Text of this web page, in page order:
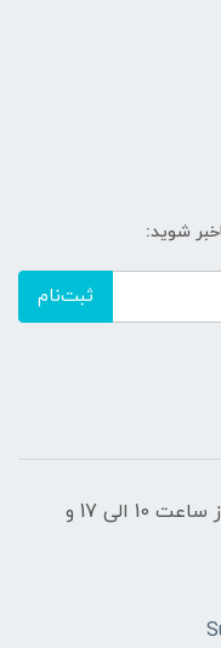
شوید:
ثبت‌نام
زمان پاسخگویی از شنبه تا چهارشنبه از ساعت 10 الی 17 و